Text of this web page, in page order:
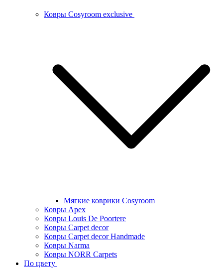
Ковры Cosyroom exclusive
Мягкие коврики Cosyroom
Ковры Apex
Ковры Louis De Poortere
Ковры Carpet decor
Ковры Carpet decor Handmade
Ковры Narma
Ковры NORR Carpets
По цвету